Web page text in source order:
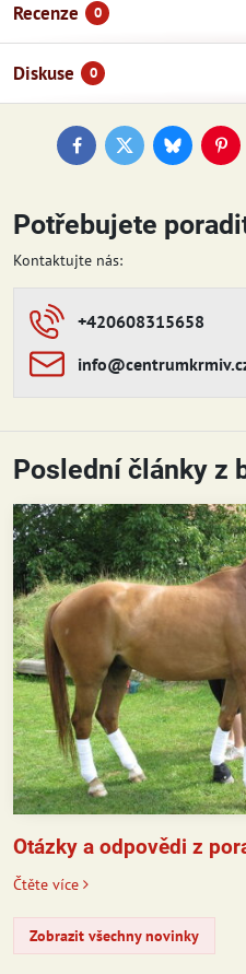
Recenze 0
Diskuse 0
FacebookTwitterBluesky
Potřebujete
Kontaktujte nás:
+420608315658
Poslední články z
Otázky a odpovědi z
Čtěte více
Zobrazit všechny novinky